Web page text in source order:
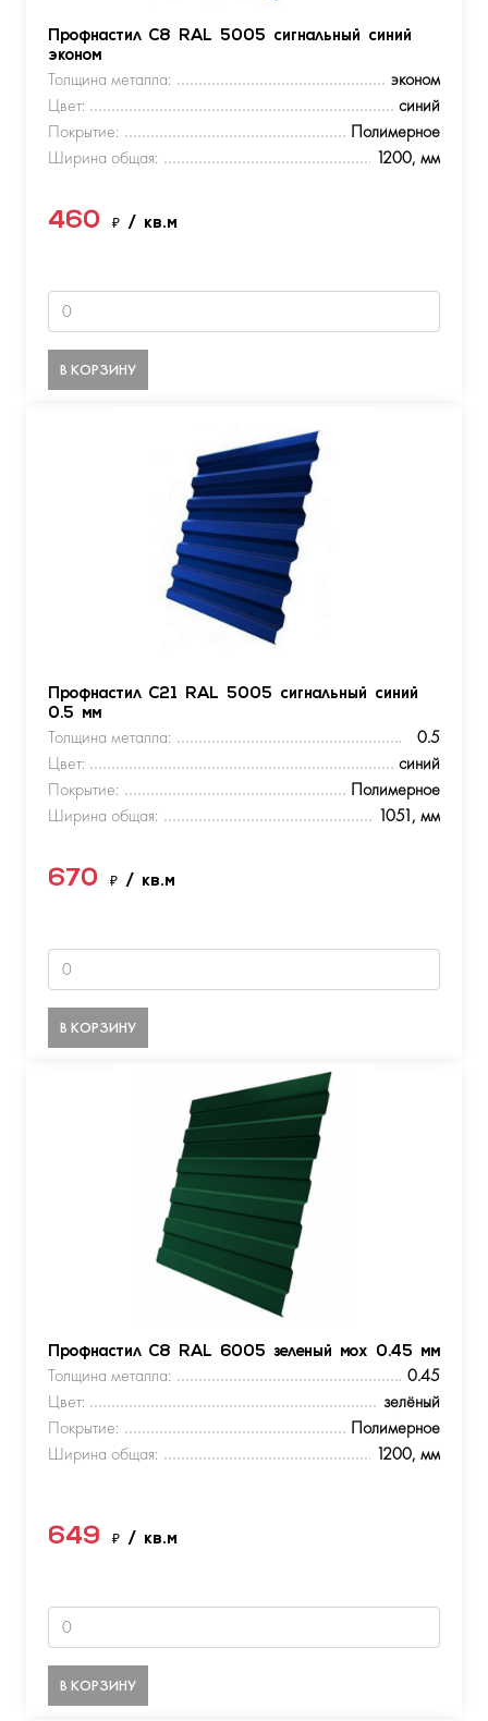
Профнастил С8 RAL 5005 сигнальный синий
эконом
Толщина металла:
эконом
Цвет:
синий
Покрытие:
Полимерное
Ширина общая:
1200, мм
460 ₽ / кв.м
В КОРЗИНУ
Профнастил С21 RAL 5005 сигнальный синий
0.5 мм
Толщина металла:
0.5
Цвет:
синий
Покрытие:
Полимерное
Ширина общая:
1051, мм
670 ₽ / кв.м
В КОРЗИНУ
Профнастил С8 RAL 6005 зеленый мох 0.45 мм
Толщина металла:
0.45
Цвет:
зелёный
Покрытие:
Полимерное
Ширина общая:
1200, мм
649 ₽ / кв.м
В КОРЗИНУ